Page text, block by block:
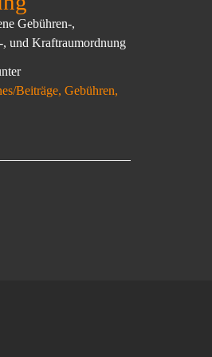
Gebühren-,
, und Kraftraumordnung
Beiträge, Gebühren,